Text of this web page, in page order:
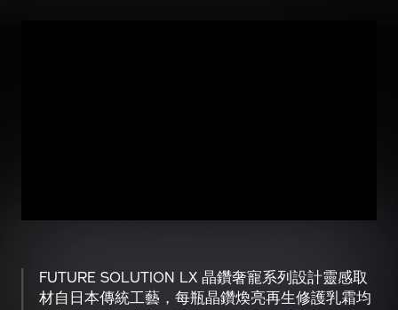
FUTURE SOLUTION LX 晶鑽奢寵系列設計靈感取
材自日本傳統工藝，每瓶晶鑽煥亮再生修護乳霜均